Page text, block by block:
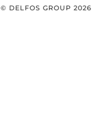
© DELFOS GROUP 2026